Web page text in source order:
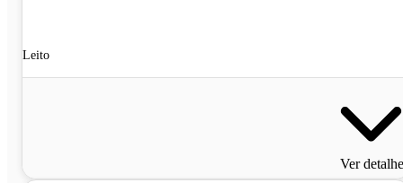
Leito
Ver